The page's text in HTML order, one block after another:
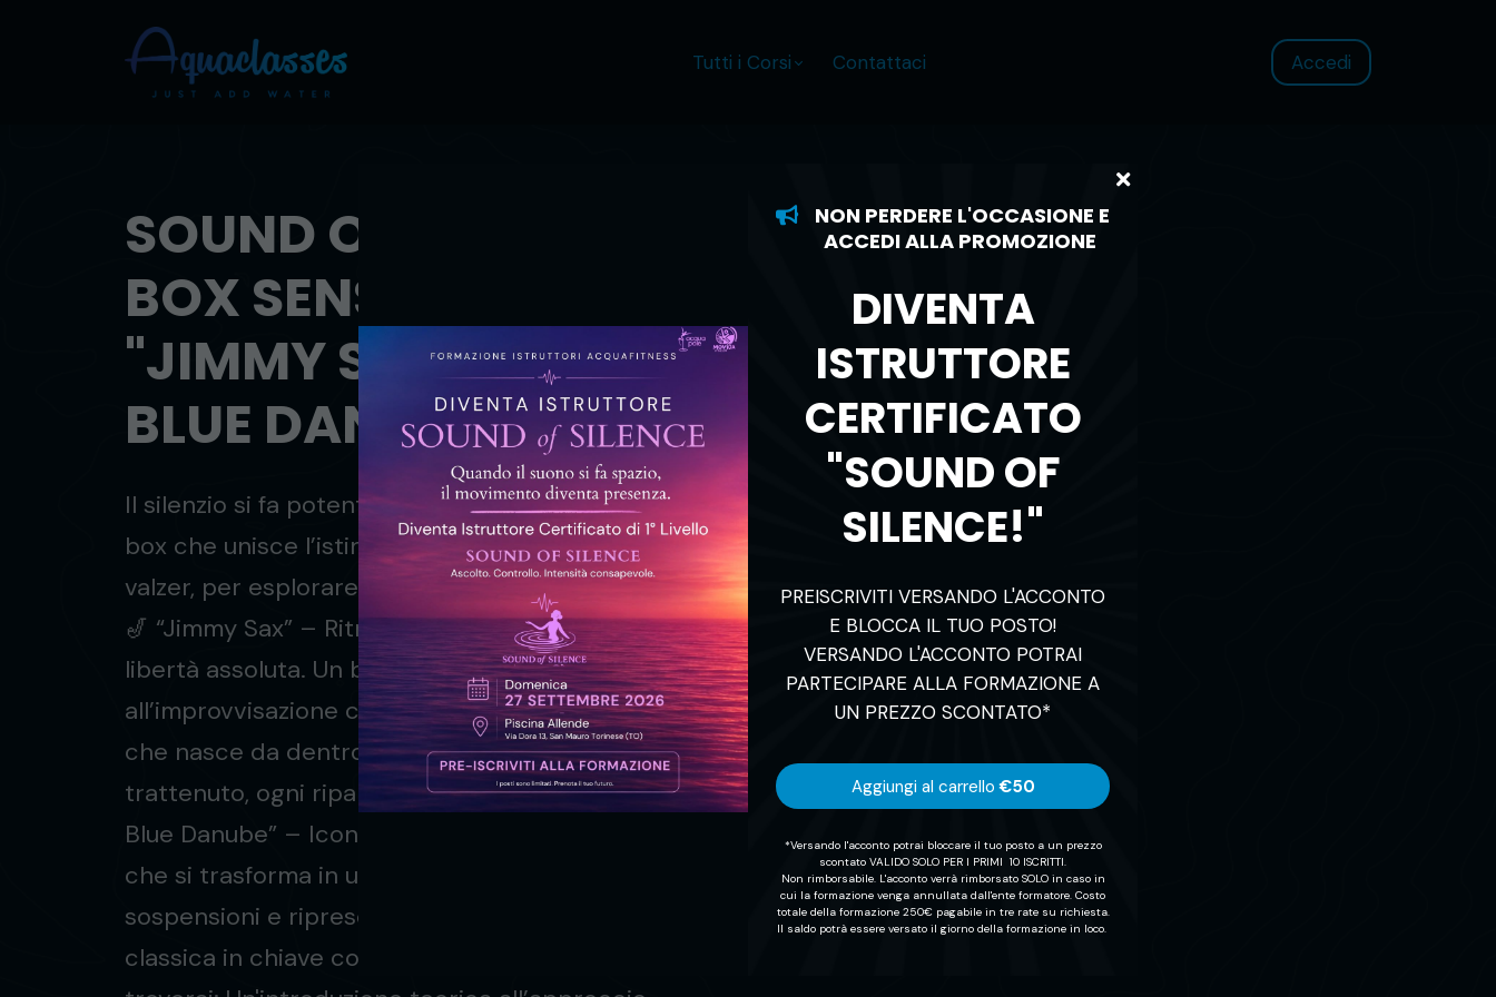
Tutti i Corsi Contattaci Accedi
SOUND OF SILENCE –
BOX SENSORIALE:
"JIMMY SAX & THE
BLUE DANUBE"
Il silenzio si fa potente, la musica si fa spazio. Una
box che unisce l’istinto del sax all’eleganza di un
valzer, per esplorare tutte le sfumature dell’acqua.
🎷 “Jimmy Sax” – Ritmo tribale, respiro profondo,
libertà assoluta. Un brano che invita
all’improvvisazione controllata, alla forza del gesto
che nasce da dentro. Ogni silenzio è un battito
trattenuto, ogni ripartenza un’esplosione. 💠 “The
Blue Danube” – Iconico, maestoso, fluido. Un valzer
che si trasforma in una danza liquida tra gesti lenti,
sospensioni e riprese che valorizzano la musicalità
classica in chiave contemporanea. 🌌 In questa box
NON PERDERE L'OCCASIONE E
ACCEDI ALLA PROMOZIONE
DIVENTA
ISTRUTTORE
CERTIFICATO
"SOUND OF
SILENCE!"
PREISCRIVITI VERSANDO L'ACCONTO
E BLOCCA IL TUO POSTO!
VERSANDO L'ACCONTO POTRAI
PARTECIPARE ALLA FORMAZIONE A
UN PREZZO SCONTATO*
Aggiungi al carrello €50
*Versando l'acconto potrai bloccare il tuo posto a un prezzo
scontato VALIDO SOLO PER I PRIMI 10 ISCRITTI.
Non rimborsabile. L'acconto verrà rimborsato SOLO in caso in
cui la formazione venga annullata dall'ente formatore. Costo
totale della formazione 250€ pagabile in tre rate su richiesta.
Il saldo potrà essere versato il giorno della formazione in loco.